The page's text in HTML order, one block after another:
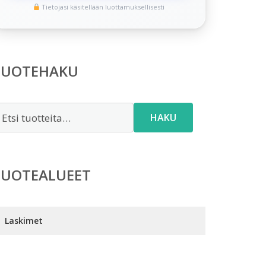
Tietojasi käsitellään luottamuksellisesti
HAKU
Laskimet